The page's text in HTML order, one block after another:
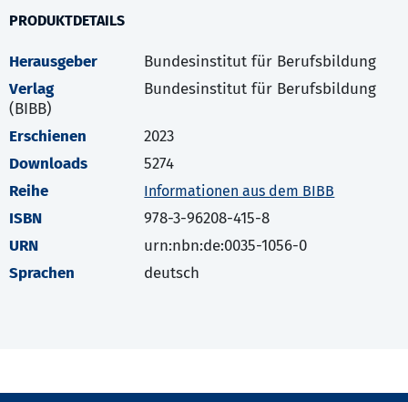
PRODUKTDETAILS
Herausgeber
Bundesinstitut für Berufsbildung
Verlag
Bundesinstitut für Berufsbildung
(BIBB)
Erschienen
2023
Downloads
5274
Reihe
Informationen aus dem BIBB
ISBN
978-3-96208-415-8
URN
urn:nbn:de:0035-1056-0
Sprachen
deutsch